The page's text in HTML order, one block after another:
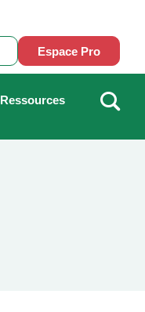
Espace Pro
Ressources